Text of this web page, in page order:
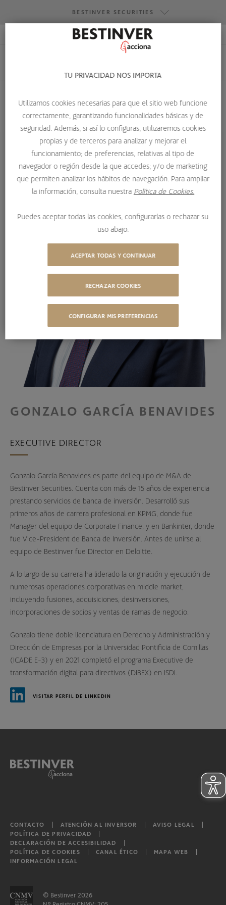
BESTINVER SECURITIES
BESTINVER GESTIÓNACCESO RESEARCH
HOME QUIENES SOMOS
EQUIPO
GONZALO GARCÍA BENAVIDES
GONZALO GARCÍA BENAVIDES
EXECUTIVE DIRECTOR
Gonzalo García Benavides es parte del equipo de M&A de
Bestinver Securities. Cuenta con más de 15 años de experiencia
prestando servicios de banca de inversión. Desarrolló sus
primeros años de carrera profesional en KPMG, donde fue
Manager del equipo de Corporate Finance, y en Bankinter, donde
fue Vice-President de Banca de Inversión. Antes de unirse al
equipo de Bestinver fue Director en Deloitte.
A lo largo de su carrera ha liderado la originación y ejecución de
numerosas operaciones corporativas en middle market,
incluyendo fusiones, adquisiciones, desinversiones,
incorporaciones de socios y ventas de ramas de negocio.
Gonzalo tiene doble licenciatura en Derecho y Administración y
Dirección de Empresas por la Universidad Pontificia de Comillas
(ICADE E-3) y en 2021 completó el programa Executive de
transformación digital para directivos (DIBEX) en ISDI.
VISITAR PERFIL DE LINKEDIN
CONTACTO ATENCIÓN AL INVERSOR
AVISO LEGAL
POLÍTICA DE PRIVACIDAD
DECLARACIÓN DE ACCESIBILIDAD
POLÍTICA DE COOKIES
CANAL ÉTICO
MAPA WEB
INFORMACIÓN LEGAL
© Bestinver 2026
TU PRIVACIDAD NOS IMPORTA
Utilizamos cookies necesarias para que el sitio web funcione
correctamente, garantizando funcionalidades básicas y de
seguridad. Además, si así lo configuras, utilizaremos cookies
propias y de terceros para analizar y mejorar el
funcionamiento; de preferencias, relativas al tipo de
navegador o región desde la que accedes; y/o de marketing
que permiten analizar los hábitos de navegación. Para ampliar
la información, consulta nuestra Política de Cookies.
Puedes aceptar todas las cookies, configurarlas o rechazar su
uso abajo.
CONFIGURAR MIS PREFERENCIAS
RECHAZAR COOKIES
ACEPTAR TODAS Y CONTINUAR